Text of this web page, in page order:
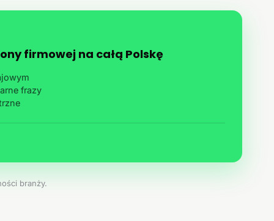
firmowej na całą Polskę
frazy
branży.